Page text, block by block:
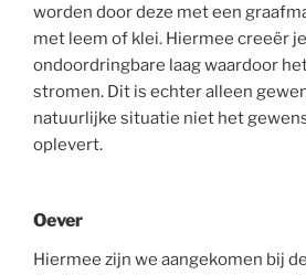
worden door deze met een
met leem of klei. Hiermee creeër
ondoordringbare laag waardoor
stromen. Dit is echter alleen
natuurlijke situatie niet het
oplevert.
Oever
Hiermee zijn we aangekomen bij